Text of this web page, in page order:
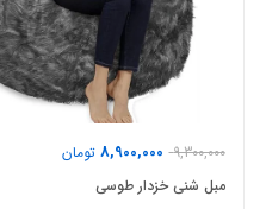
9,300,000
8,900,000 تومان
مبل شنی خزدار طوسی